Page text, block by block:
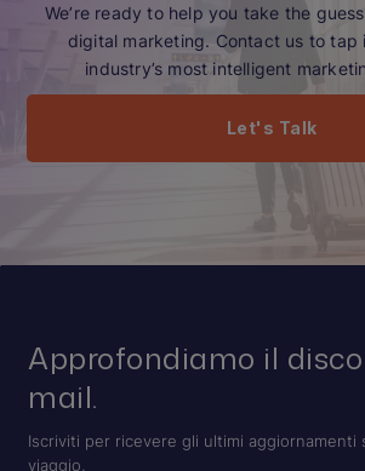
We’re ready to help you take the
digital marketing. Contact us to tap
industry’s most intelligent
Let's Talk
Approfondiamo il
mail.
Iscriviti per ricevere gli ultimi aggiornamenti
viaggio,